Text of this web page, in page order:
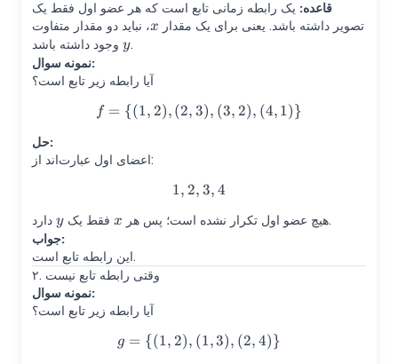
قاعده: یک رابطه زمانی تابع است که هر عضو اول فقط یک
تصویر داشته باشد. یعنی برای یک مقدارx
x، نباید دو مقدار متفاوت
y
yوجود داشته باشد.
نمونه سوال:
آیا رابطه زیر تابع است؟
f=\{(1,2),(2,3),(3,2),(4,1)\}
f = {(1, 2), (2, 3), (3, 2), (4, 1)}
حل:
اعضای اول عبارت‌اند از:
1,2,3,4
1, 2, 3, 4
هیچ عضو اول تکرار نشده است؛ پس هرx
x فقط یک
y
y
دارد.
جواب:
این رابطه تابع است.
۲. وقتی رابطه تابع نیست
نمونه سوال:
آیا رابطه زیر تابع است؟
g=\{(1,2),(1,3),(2,4)\}
g = {(1, 2), (1,3), (2, 4)}